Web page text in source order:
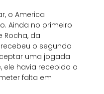
o America
Ainda no primeiro
Rocha, da
recebeu o segundo
uma jogada
ele havia recebido o
falta em